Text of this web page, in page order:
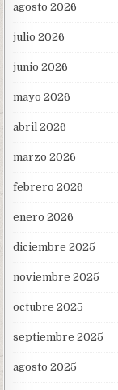
agosto 2026
julio 2026
junio 2026
mayo 2026
abril 2026
marzo 2026
febrero 2026
enero 2026
diciembre 2025
noviembre 2025
octubre 2025
septiembre 2025
agosto 2025